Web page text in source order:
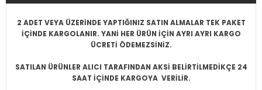
2 ADET VEYA ÜZERİNDE YAPTIĞINIZ SATIN ALMALAR TEK PAKET
İÇİNDE KARGOLANIR. YANİ HER ÜRÜN İÇİN AYRI AYRI KARGO
ÜCRETİ ÖDEMEZSİNİZ.
SATILAN ÜRÜNLER ALICI TARAFINDAN AKSİ BELİRTİLMEDİKÇE 24
SAAT İÇİNDE KARGOYA VERİLİR.